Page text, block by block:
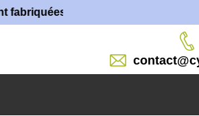
nos ateliers !